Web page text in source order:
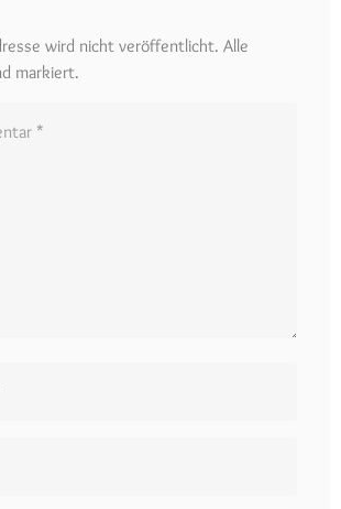
wird nicht veröffentlicht. Alle
markiert.